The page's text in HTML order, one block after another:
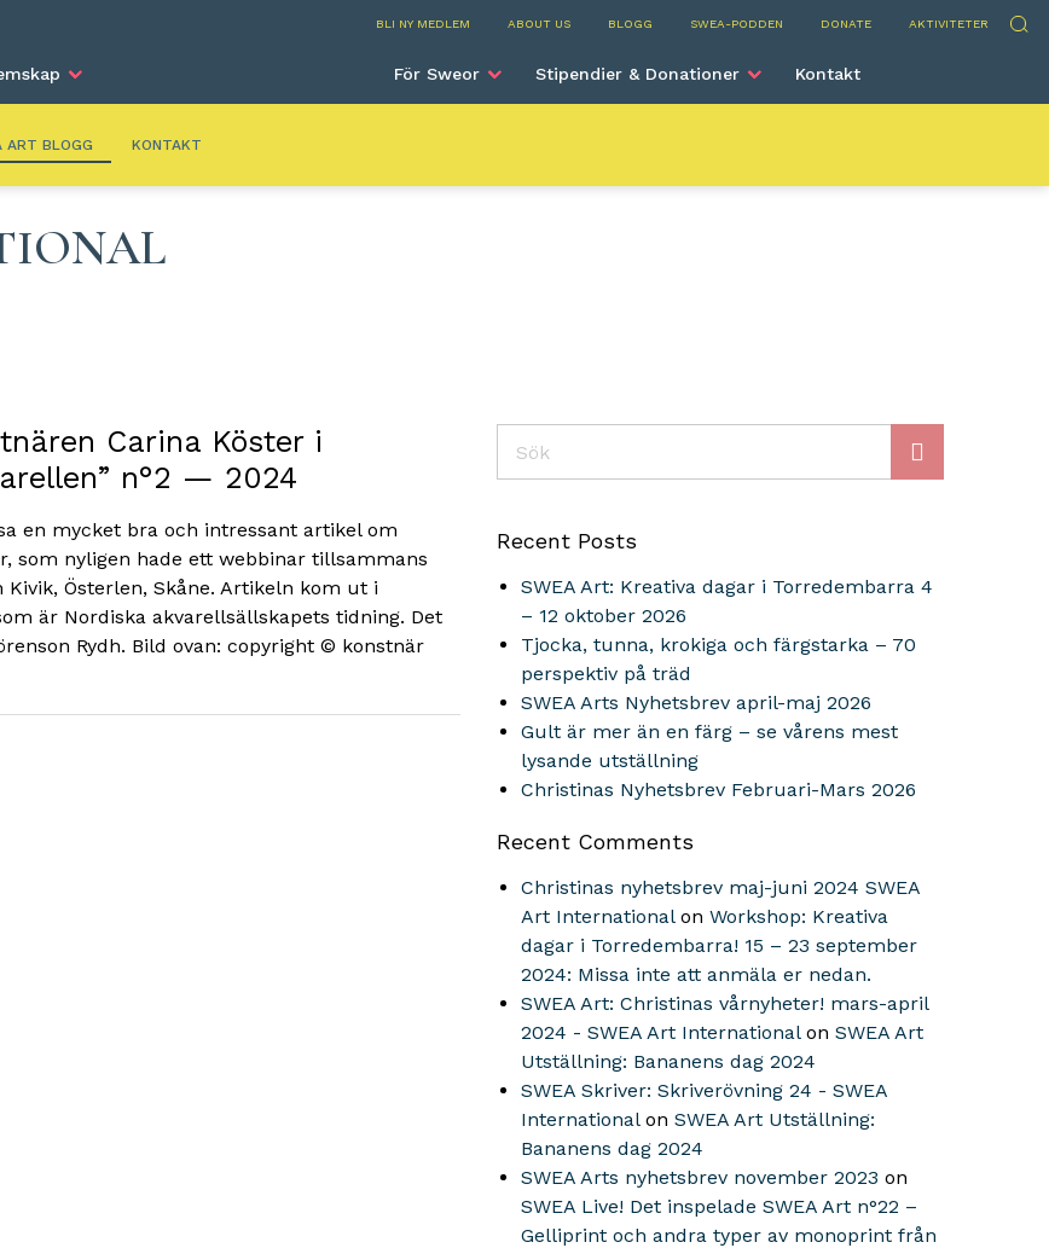
BLI NY MEDLEM ABOUT US BLOGG SWEA-PODDEN DONATE AKTIVITETER Sök
SWEA Art International
För Sweor Stipendier & Donationer Kontakt
ART BLOGG KONTAKT
Carina Köster i
n°2 — 2024
en mycket bra och intressant artikel om
som nyligen hade ett webbinar tillsammans
Kivik, Österlen, Skåne. Artikeln kom ut i
är Nordiska akvarellsällskapets tidning. Det
Rydh. Bild ovan: copyright © konstnär
Recent Posts
SWEA Art: Kreativa dagar i Torredembarra 4
– 12 oktober 2026
Tjocka, tunna, krokiga och färgstarka – 70
perspektiv på träd
SWEA Arts Nyhetsbrev april-maj 2026
Gult är mer än en färg – se vårens mest
lysande utställning
Christinas Nyhetsbrev Februari-Mars 2026
Recent Comments
Christinas nyhetsbrev maj-juni 2024 SWEA
Art Internationalon Workshop: Kreativa
dagar i Torredembarra! 15 – 23 september
2024: Missa inte att anmäla er nedan.
SWEA Art: Christinas vårnyheter! mars-april
2024 - SWEA Art Internationalon SWEA Art
Utställning: Bananens dag 2024
SWEA Skriver: Skriverövning 24 - SWEA
Internationalon SWEA Art Utställning:
Bananens dag 2024
SWEA Arts nyhetsbrev november 2023 on
SWEA Live! Det inspelade SWEA Art n°22 –
Gelliprint och andra typer av monoprint från